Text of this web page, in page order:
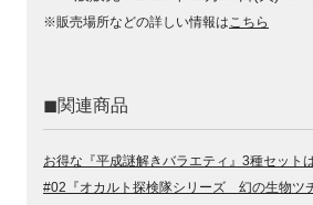
※販売場所などの詳しい情報はこちら
◼︎関連商品
お得な『平成謎解きバラエティ』3種セット
#02『オカルト探検隊シリーズ 幻の生物ツ